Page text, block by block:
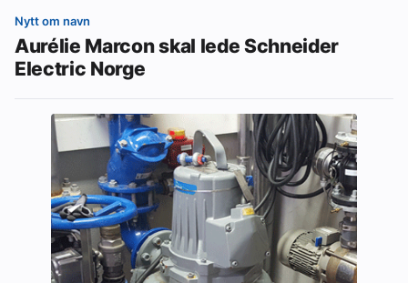
Nytt om navn
Aurélie Marcon skal lede Schneider
Electric Norge